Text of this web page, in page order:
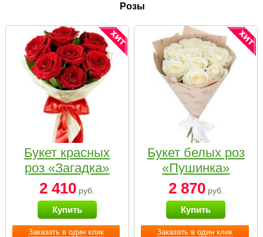
Розы
Заказать в один клик
Букет красных
роз «Загадка»
2 410 руб.
Купить
Заказать в один клик
Букет белых роз
«Пушинка»
2 870руб.
Купить